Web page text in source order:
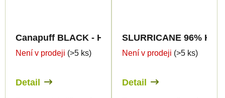
Canapuff BLACK - HHC-P - Golden Pineapple -
Není v prodeji (>5 ks)
Detail
SLURRICANE 96%
Není v prodeji (>5 ks)
Detail